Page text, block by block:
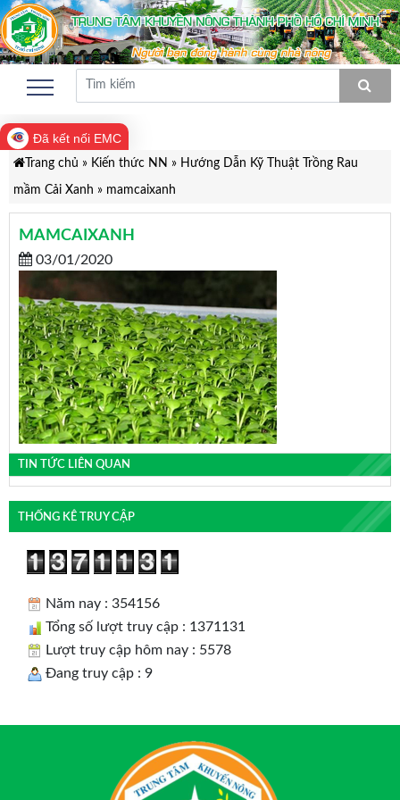
Đã kết nối EMC
Trang chủ » Kiến thức NN » Hướng Dẫn Kỹ Thuật Trồng Rau
mầm Cải Xanh » mamcaixanh
MAMCAIXANH
03/01/2020
TIN TỨC LIÊN QUAN
THỐNG KÊ TRUY CẬP
Năm nay : 354156
Tổng số lượt truy cập : 1371131
Lượt truy cập hôm nay : 5578
Đang truy cập : 9